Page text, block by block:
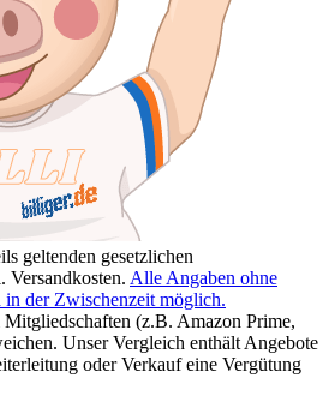
geltenden gesetzlichen
Versandkosten. Alle Angaben ohne
der Zwischenzeit möglich.
Mitgliedschaften (z.B. Amazon Prime,
Unser Vergleich enthält Angebote
oder Verkauf eine Vergütung